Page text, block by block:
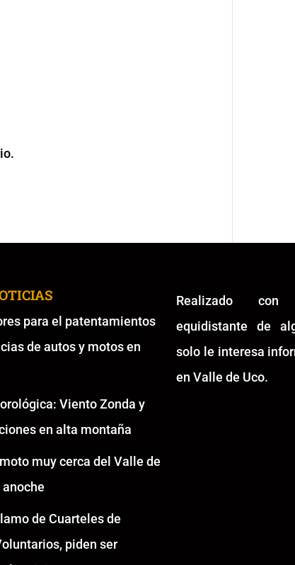
para el patentamientos
de autos y motos en
Viento Zonda y
en alta montaña
muy cerca del Valle de
anoche
de Cuarteles de
piden ser
Realizado
equidistante de
solo le interesa
en Valle de Uco.